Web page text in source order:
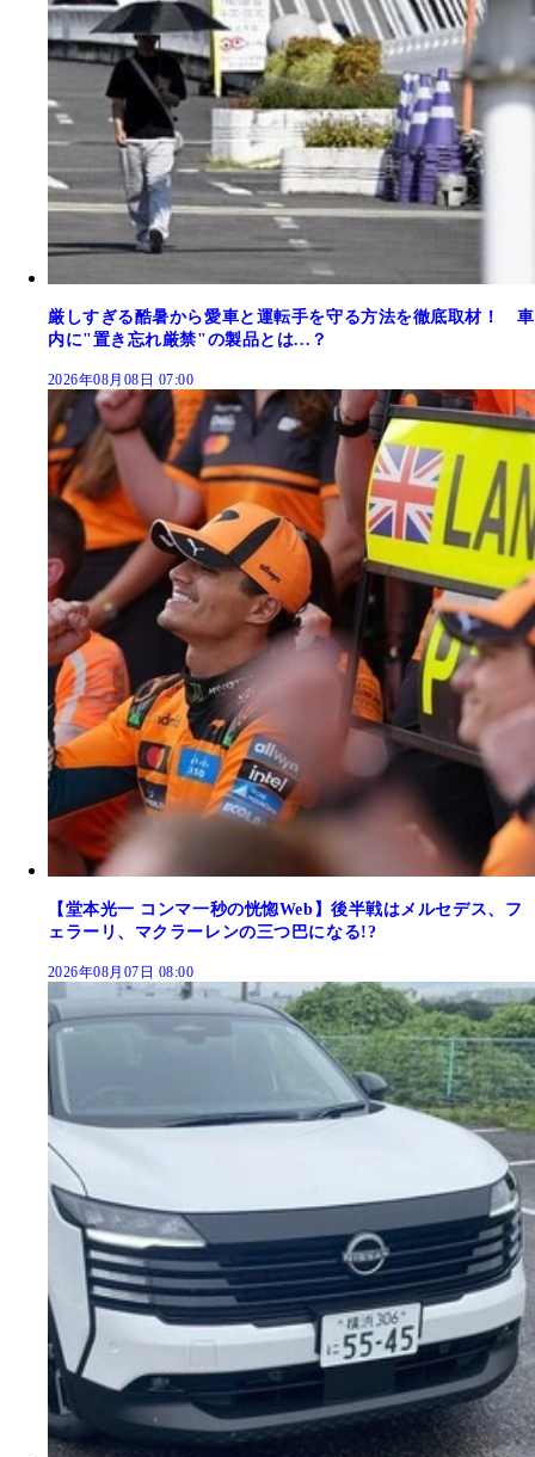
厳しすぎる酷暑から愛車と運転手を守る方法を徹底取材！ 車
内に"置き忘れ厳禁"の製品とは...？
2026年08月08日 07:00
【堂本光一 コンマ一秒の恍惚Web】後半戦はメルセデス、フ
ェラーリ、マクラーレンの三つ巴になる!?
2026年08月07日 08:00